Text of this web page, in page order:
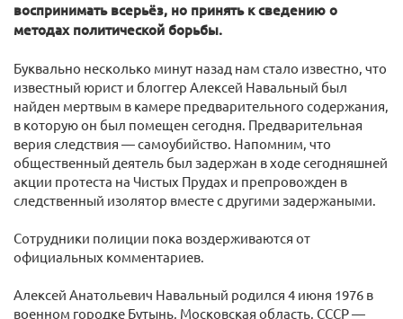
воспринимать всерьёз, но принять к сведению о
методах политической борьбы.
Буквально несколько минут назад нам стало известно, что
известный юрист и блоггер Алексей Навальный был
найден мертвым в камере предварительного содержания,
в которую он был помещен сегодня. Предварительная
верия следствия — самоубийство. Напомним, что
общественный деятель был задержан в ходе сегодняшней
акции протеста на Чистых Прудах и препровожден в
следственный изолятор вместе с другими задержаными.
Сотрудники полиции пока воздерживаются от
официальных комментариев.
Алексей Анатольевич Навальный родился 4 июня 1976 в
военном городке Бутынь, Московская область, СССР —